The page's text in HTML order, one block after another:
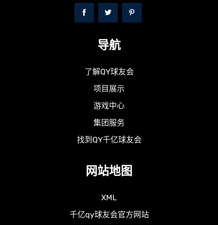
导航
了解QY球友会
项目展示
游戏中心
集团服务
找到QY千亿球友会
网站地图
XML
千亿qy球友会官方网站